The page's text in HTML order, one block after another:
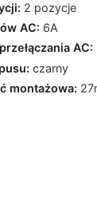
2 pozycje
AC: 6A
AC:
czarny
montażowa: